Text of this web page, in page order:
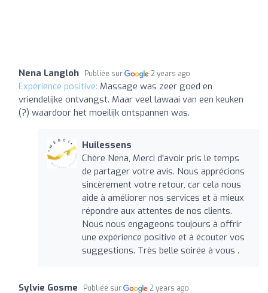
Nena Langloh Publiée sur 2 years ago
Expérience positive: Massage was zeer goed en
vriendelijke ontvangst. Maar veel lawaai van een keuken
(?) waardoor het moeilijk ontspannen was.
Huilessens
Chère Nena, Merci d'avoir pris le temps
de partager votre avis. Nous apprécions
sincèrement votre retour, car cela nous
aide à améliorer nos services et à mieux
répondre aux attentes de nos clients.
Nous nous engageons toujours à offrir
une expérience positive et à écouter vos
suggestions. Très belle soirée à vous .
Sylvie Gosme Publiée sur 2 years ago